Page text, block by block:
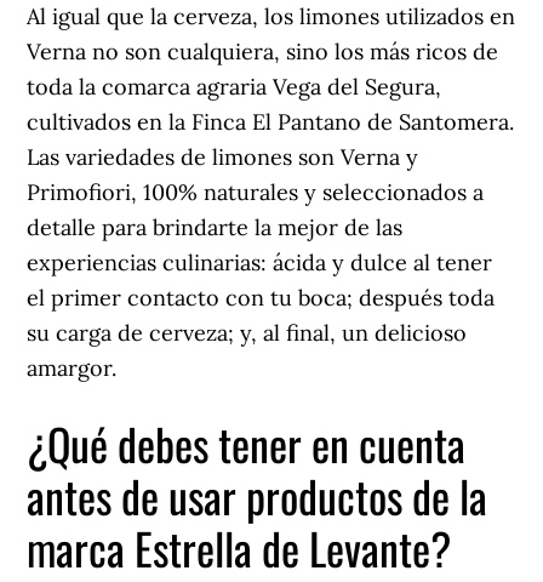
Al igual que la cerveza, los limones utilizados en
Verna no son cualquiera, sino los más ricos de
toda la comarca agraria Vega del Segura,
cultivados en la Finca El Pantano de Santomera.
Las variedades de limones son Verna y
Primofiori, 100% naturales y seleccionados a
detalle para brindarte la mejor de las
experiencias culinarias: ácida y dulce al tener
el primer contacto con tu boca; después toda
su carga de cerveza; y, al final, un delicioso
amargor.
¿Qué debes tener en cuenta
antes de usar productos de la
marca Estrella de Levante?